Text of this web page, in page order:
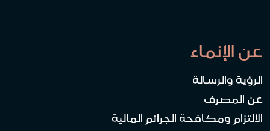
عن الإنماء
الرؤية والرسالة
عن المصرف
الالتزام ومكافحة الجرائم المالية